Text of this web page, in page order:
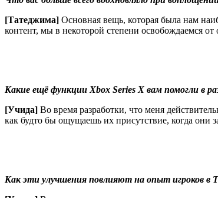
[Татеджима] Основная вещь, которая была нам
контент, мы в некоторой степени освобождаемся
Какие ещё функции Xbox Series X вам помогли в
[Учида] Во время разработки, что меня
как будто бы ощущаешь их присутствие, когда они
Как эти улучшения повлияют на опыт игроков в